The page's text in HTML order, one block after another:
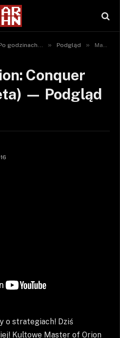
godzinach... » Podgląd » Master of Orion: Conquer the Stars (Beta) — Podgląd #102
Conquer
— Podgląd
o strategiach! Dziś
Kultowe Master of Orion